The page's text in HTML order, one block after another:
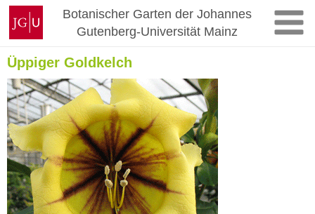
Zum
Inhalt
springen
Johannes
Gutenberg-
Universität
Mainz
Botanischer Garten der Johannes
Gutenberg-Universität Mainz
Üppiger Goldkelch